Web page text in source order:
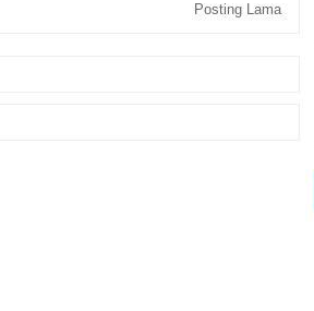
Posting Lama